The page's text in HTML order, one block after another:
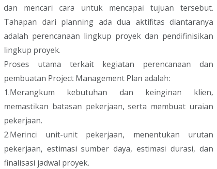
dan mencari cara untuk mencapai tujuan tersebut.
Tahapan dari planning ada dua aktifitas diantaranya
adalah perencanaan lingkup proyek dan pendifinisikan
lingkup proyek.
Proses utama terkait kegiatan perencanaan dan
pembuatan Project Management Plan adalah:
1.Merangkum kebutuhan dan keinginan klien,
memastikan batasan pekerjaan, serta membuat uraian
pekerjaan.
2.Merinci unit-unit pekerjaan, menentukan urutan
pekerjaan, estimasi sumber daya, estimasi durasi, dan
finalisasi jadwal proyek.